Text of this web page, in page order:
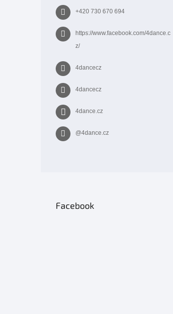
+420 730 670 694
https://www.facebook.com/4dance.c
z/
4dancecz
4dancecz
4dance.cz
@4dance.cz
Facebook